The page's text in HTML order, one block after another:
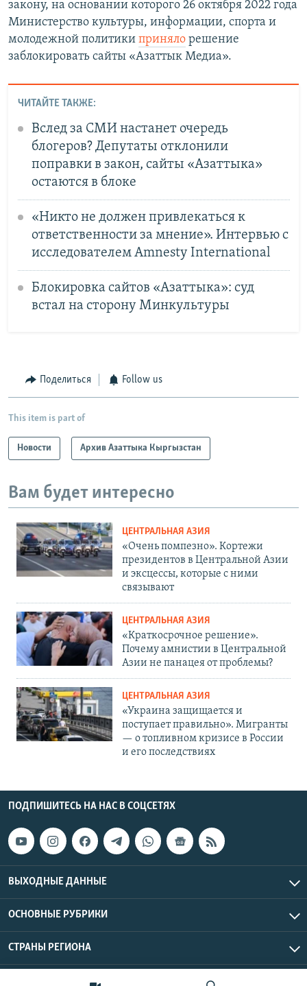
закону, на основании которого 26 октября 2022 года
Министерство культуры, информации, спорта и
молодежной политики приняло решение
заблокировать сайты «Азаттык Медиа».
ЧИТАЙТЕ ТАКЖЕ:
Вслед за СМИ настанет очередь
блогеров? Депутаты отклонили
поправки в закон, сайты «Азаттыка»
остаются в блоке
«Никто не должен привлекаться к
ответственности за мнение». Интервью с
исследователем Amnesty International
Блокировка сайтов «Азаттыка»: суд
встал на сторону Минкультуры
Поделиться Follow us
This item is part of
Новости Архив Азаттыка Кыргызстан
Вам будет интересно
ЦЕНТРАЛЬНАЯ АЗИЯ
«Очень помпезно». Кортежи
президентов в Центральной Азии
и эксцессы, которые с ними
связывают
ЦЕНТРАЛЬНАЯ АЗИЯ
«Краткосрочное решение».
Почему амнистии в Центральной
Азии не панацея от проблемы?
ЦЕНТРАЛЬНАЯ АЗИЯ
«Украина защищается и
поступает правильно». Мигранты
— о топливном кризисе в России
и его последствиях
ПОДПИШИТЕСЬ НА НАС В СОЦСЕТЯХ
ВЫХОДНЫЕ ДАННЫЕ
ОСНОВНЫЕ РУБРИКИ
СТРАНЫ РЕГИОНА
Азаттык Азия © 2026 RFE/RL, Inc. | Все права защищены.